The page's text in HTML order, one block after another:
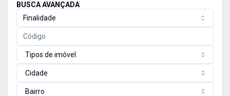
BUSCA AVANÇADA
Finalidade
Tipos de imóvel
Cidade
Bairro